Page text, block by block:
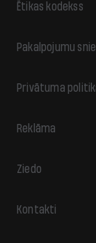
Ētikas kodekss
Pakalpojumu
Privātuma
Reklāma
Ziedo
Kontakti